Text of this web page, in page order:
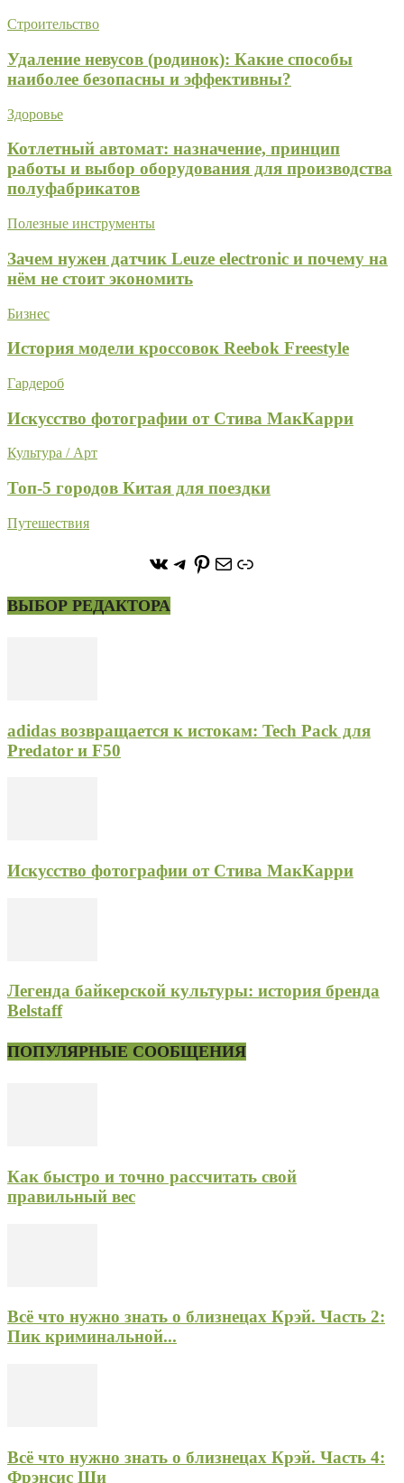
Строительство
Удаление невусов (родинок): Какие способы
наиболее безопасны и эффективны?
Здоровье
Котлетный автомат: назначение, принцип
работы и выбор оборудования для производства
полуфабрикатов
Полезные инструменты
Зачем нужен датчик Leuze electronic и почему на
нём не стоит экономить
Бизнес
История модели кроссовок Reebok Freestyle
Гардероб
Искусство фотографии от Стива МакКарри
Культура / Арт
Топ-5 городов Китая для поездки
Путешествия
https://vk.com/
https://t.me/stoneforest
https://
ПочтаСсылка
ВЫБОР РЕДАКТОРА
adidas возвращается к истокам: Tech Pack для
Predator и F50
Искусство фотографии от Стива МакКарри
Легенда байкерской культуры: история бренда
Belstaff
ПОПУЛЯРНЫЕ СООБЩЕНИЯ
Как быстро и точно рассчитать свой
правильный вес
Всё что нужно знать о близнецах Крэй. Часть 2:
Пик криминальной...
Всё что нужно знать о близнецах Крэй. Часть 4:
Фрэнсис Ши